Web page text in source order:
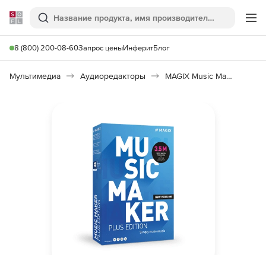
Softline
Поиск
8 (800) 200-08-60Запрос ценыИнферитБлог
Мультимедиа Аудиоредакторы MAGIX Music Maker